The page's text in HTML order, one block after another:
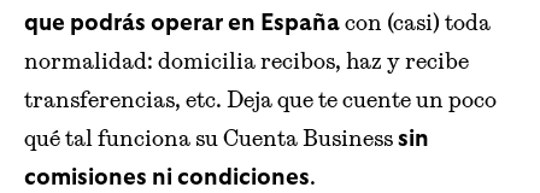
que podrás operar en España con (casi) toda
normalidad: domicilia recibos, haz y recibe
transferencias, etc. Deja que te cuente un poco
qué tal funciona su Cuenta Business sin
comisiones ni condiciones.